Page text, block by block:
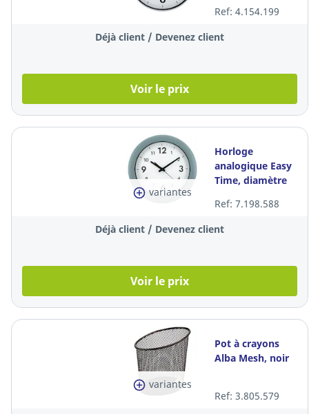
Ref: 4.154.199
Déjà client / Devenez client
Voir le prix
variantes
Horloge
analogique Easy
Time, diamètre
Ref: 7.198.588
Déjà client / Devenez client
Voir le prix
variantes
Pot à crayons
Alba Mesh, noir
Ref: 3.805.579